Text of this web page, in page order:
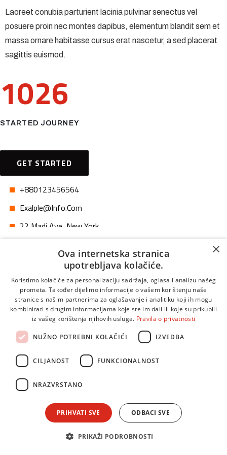
Laoreet conubia parturient lacinia pulvinar senectus vel
posuere proin nec montes dapibus, elementum blandit sem et
massa ornare habitasse cursus erat nascetur, a sed placerat
sagittis euismod.
1026
STARTED JOURNEY
GET STARTED
+880123456564
Exalple@info.com
22 Madi Ave, New York
×
Ova internetska stranica
upotrebljava kolačiće.
Koristimo kolačiće za personalizaciju sadržaja, oglasa i analizu našeg
prometa. Također dijelimo informacije o vašem korištenju naše
stranice s našim partnerima za oglašavanje i analitiku koji ih mogu
kombinirati s drugim informacijama koje ste im dali ili koje su prikupili
iz vašeg korištenja njihovih usluga. Pravila o privatnosti
NUŽNO POTREBNI KOLAČIĆI IZVEDBA
CILJANOST FUNKCIONALNOST
NRAZVRSTANO
PRIHVATI SVE ODBACI SVE
PRIKAŽI PODROBNOSTI